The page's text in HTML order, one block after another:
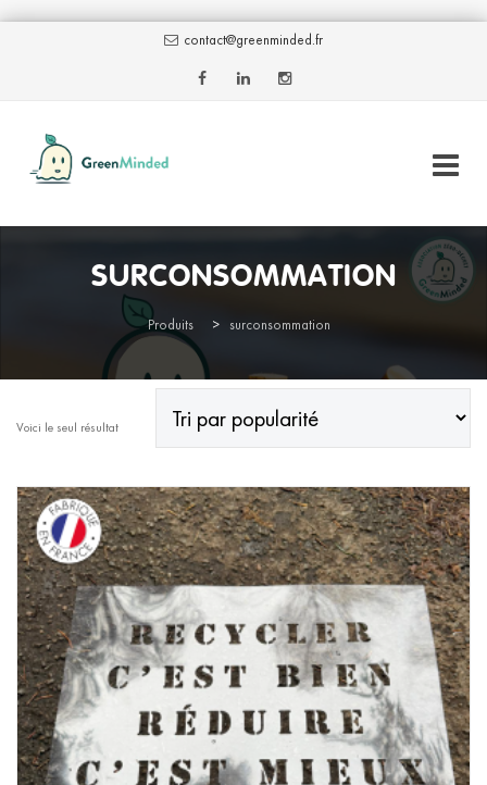
contact@greenminded.fr
SURCONSOMMATION
Produits > surconsommation
Voici le seul résultat
AJOUTER AU PANIER